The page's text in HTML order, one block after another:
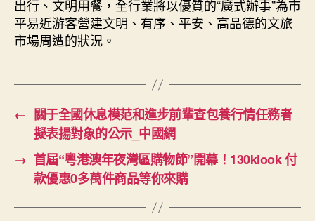
出行、文明用餐，全行業將以優質的“廣式辦事”為市
平易近游客營建文明、有序、平安、高品德的文旅
市場周遭的狀況。
← 關于全國休息模范和進步前輩查包養行情任務者
擬表揚對象的公示_中國網
→ 首屆“粵港澳年夜灣區購物節”開幕！130klook 付
款優惠0多萬件商品等你來購